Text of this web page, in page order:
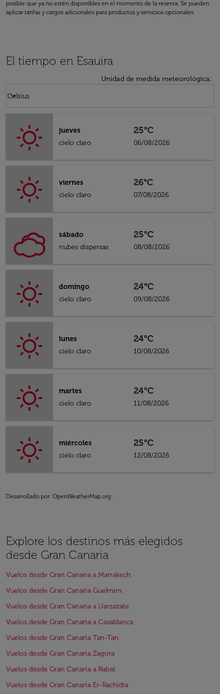
posible que ya no estén disponibles en el momento de la reserva. Se pueden
aplicar tarifas y cargos adicionales para productos y servicios opcionales.
El tiempo en Esauira
Unidad de medida meteorológica:
Celsius
keyboard_arrow_down
jueves
cielo claro
25°C
06/08/2026
viernes
cielo claro
26°C
07/08/2026
sábado
nubes dispersas
25°C
08/08/2026
domingo
cielo claro
24°C
09/08/2026
lunes
cielo claro
24°C
10/08/2026
martes
cielo claro
24°C
11/08/2026
miércoles
cielo claro
25°C
12/08/2026
Desarrollado por: OpenWeatherMap.org
Explore los destinos más elegidos
desde Gran Canaria
Vuelos desde Gran Canaria a Marrakech
Vuelos desde Gran Canaria Guelmim
Vuelos desde Gran Canaria a Uarzazate
Vuelos desde Gran Canaria a Casablanca
Vuelos desde Gran Canaria Tan-Tan
Vuelos desde Gran Canaria Zagora
Vuelos desde Gran Canaria a Rabat
Vuelos desde Gran Canaria Er-Rachidía